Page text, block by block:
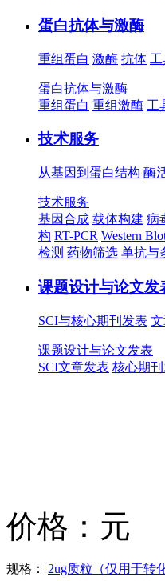
蛋白抗体与激酶
重组蛋白 激酶 抗体
蛋白抗体与激酶
重组蛋白 重组激酶 工
技术服务
从基因到蛋白结构 酶
技术服务
基因合成 载体构建 病
构 RT-PCR Western
检测 药物筛选 单抗与
课题设计与论文发
SCI与核心期刊发表
课题设计与论文发表
SCI文章发表 核心期
价格： 元
规格： 2ug质粒（仅用于转